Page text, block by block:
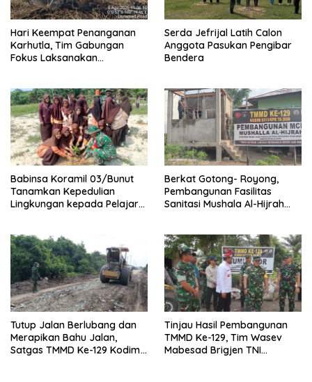
Hari Keempat Penanganan
Karhutla, Tim Gabungan
Fokus Laksanakan
Serda Jefrijal Latih Calon
Anggota Pasukan Pengibar
Bendera
Babinsa Koramil 03/Bunut
Tanamkan Kepedulian
Lingkungan kepada Pelajar
Berkat Gotong- Royong,
Pembangunan Fasilitas
Sanitasi Mushala Al-Hijrah
Tutup Jalan Berlubang dan
Merapikan Bahu Jalan,
Satgas TMMD Ke-129 Kodim
Tinjau Hasil Pembangunan
TMMD Ke-129, Tim Wasev
Mabesad Brigjen TNI